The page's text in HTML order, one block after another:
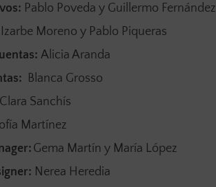
Pablo Poveda y Guillermo Fernández
Izarbe Moreno y Pablo Piqueras
Alicia Aranda
Blanca Grosso
Clara Sanchís
Martínez
Gema Martín y María López
Nerea Heredia